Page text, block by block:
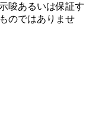
唆あるいは保証す
のではありませ